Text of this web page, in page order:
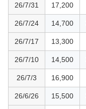
26/7/31 17,200
26/7/24 14,700
26/7/17 13,300
26/7/10 14,500
26/7/3 16,900
26/6/26 15,500